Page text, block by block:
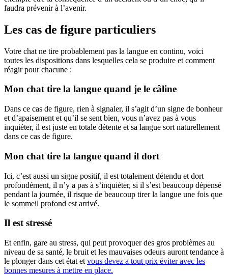
faudra prévenir à l’avenir.
Les cas de figure particuliers
Votre chat ne tire probablement pas la langue en continu, voici
toutes les dispositions dans lesquelles cela se produire et comment
réagir pour chacune :
Mon chat tire la langue quand je le câline
Dans ce cas de figure, rien à signaler, il s’agit d’un signe de bonheur
et d’apaisement et qu’il se sent bien, vous n’avez pas à vous
inquiéter, il est juste en totale détente et sa langue sort naturellement
dans ce cas de figure.
Mon chat tire la langue quand il dort
Ici, c’est aussi un signe positif, il est totalement détendu et dort
profondément, il n’y a pas à s’inquiéter, si il s’est beaucoup dépensé
pendant la journée, il risque de beaucoup tirer la langue une fois que
le sommeil profond est arrivé.
Il est stressé
Et enfin, gare au stress, qui peut provoquer des gros problèmes au
niveau de sa santé, le bruit et les mauvaises odeurs auront tendance à
le plonger dans cet état et vous devez a tout prix éviter avec les
bonnes mesures à mettre en place.